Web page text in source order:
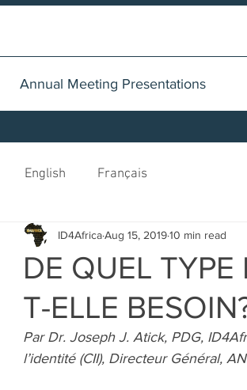
English Français
DE QUEL
T-ELLE
ID4AfricaAug 15, 201910 min read
Par Dr. Joseph J. Atick, PDG,
l’identité (CII), Directeur Général,
Annual Meeting Presentations